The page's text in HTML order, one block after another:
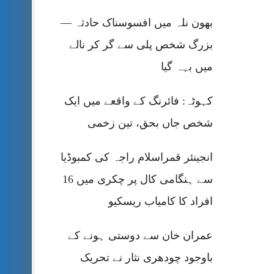
بھون نلہ میں افسوسناک حادثہ —
بزرگ شخص پلی سے گر کر نالے
میں بہہ گیا
کہوٹہ: فائرنگ کے واقعے میں ایک
شخص جاں بحق، تین زخمی
انجینئر قمراسلام راجہ کی کمبوڈیا
سے ہنگامی کال پر چکری میں 16
افراد کا کامیاب ریسکیو
عمران خان سے دوستی ہونے کے
باوجود چودھری نثار نے تحریک